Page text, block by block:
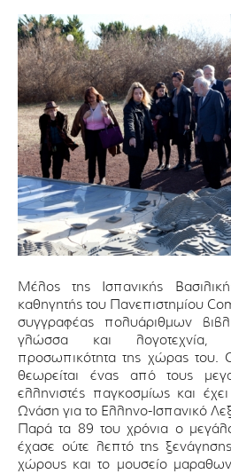
Μέλος της Ισπανικής
καθηγητής του Πανεπιστημίου
συγγραφέας πολυάριθμων
γλώσσα και λογοτεχνία,
προσωπικότητα της χώρας του.
θεωρείται ένας από τους
ελληνιστές παγκοσμίως και
Ωνάση για το Ελληνο-Ισπανικό
Παρά τα 89 του χρόνια ο
έχασε ούτε λεπτό της
χώρους και το μουσείο